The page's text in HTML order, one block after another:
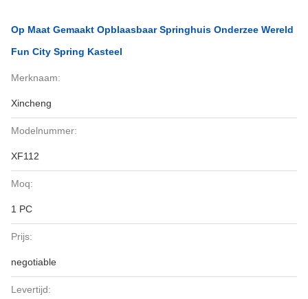
Op Maat Gemaakt Opblaasbaar Springhuis Onderzee Wereld
Fun City Spring Kasteel
Merknaam:
Xincheng
Modelnummer:
XF112
Moq:
1 PC
Prijs:
negotiable
Levertijd: